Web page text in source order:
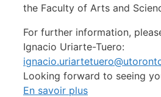
the Faculty of Arts and
For further information,
Ignacio Uriarte-Tuero:
Looking forward to seeing
En savoir plus